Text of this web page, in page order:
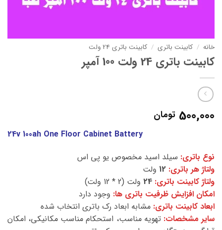
خانه / کابینت باتری / کابینت باتری 24 ولت
کابینت باتری 24 ولت 100 آمپر
500,000 تومان
24v 100ah One Floor Cabinet Battery
نوع باتری: سیلد اسید مخصوص یو پی اس
ولتاژ هر باتری: 12 ولت
ولتاژ کابینت باتری: 24 ولت (2 * 12 ولت)
امکان افزایش ظرفیت باتری ها: وجود دارد
ابعاد کابینت باتری: مشابه ابعاد رک باتری انتخاب شده
سایر مشخصات: تهویه مناسب، استحکام مناسب مکانیکی، امکان